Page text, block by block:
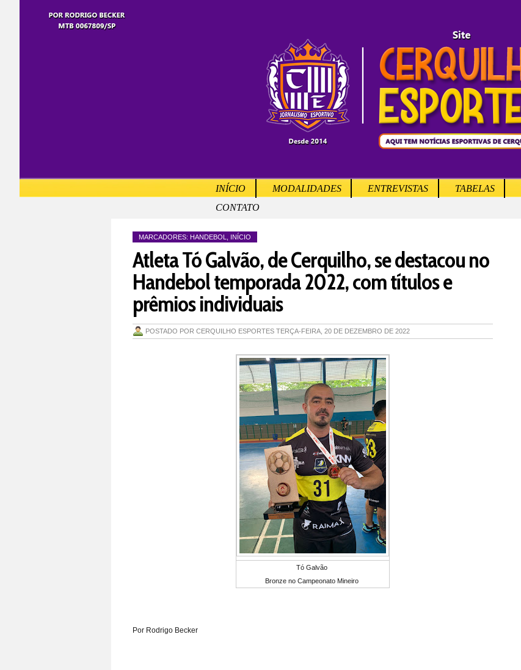
INÍCIO MODALIDADES ENTREVISTAS TABELAS
CONTATO
MARCADORES: HANDEBOL INÍCIO
Atleta Tó Galvão, de Cerquilho, se destacou no
Handebol temporada 2022, com títulos e
prêmios individuais
POSTADO POR CERQUILHO ESPORTES TERÇA-FEIRA, 20 DE DEZEMBRO DE 2022
Tó Galvão
Bronze no Campeonato Mineiro
Por Rodrigo Becker